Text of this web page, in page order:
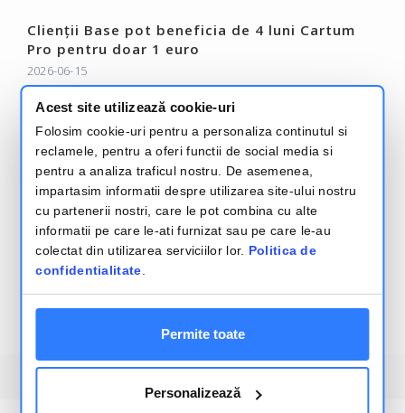
Acest site utilizează cookie-uri
Folosim cookie-uri pentru a personaliza continutul si
reclamele, pentru a oferi functii de social media si
pentru a analiza traficul nostru. De asemenea,
impartasim informatii despre utilizarea site-ului nostru
cu partenerii nostri, care le pot combina cu alte
informatii pe care le-ati furnizat sau pe care le-au
colectat din utilizarea serviciilor lor. Politica de
confidentialitate
Permite toate
Personalizează
Clienții Base pot beneficia de 4 luni Cartum
Pro pentru doar 1 euro
2026-06-15
Base Analytics: Analiză Profitabilitate și
Rapoarte E-commerce
2025-11-18
Citeşte mai mult – Base Blog
Termeni si conditii
Politica de confidentialitate